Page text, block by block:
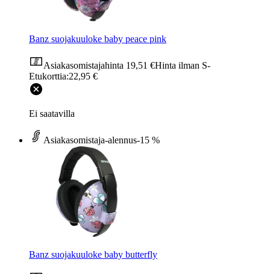
Banz suojakuuloke baby peace pink
Asiakasomistajahinta 19,51 €Hinta ilman S-
Etukorttia:22,95 €
Ei saatavilla
Asiakasomistaja-alennus-15 %
Banz suojakuuloke baby butterfly